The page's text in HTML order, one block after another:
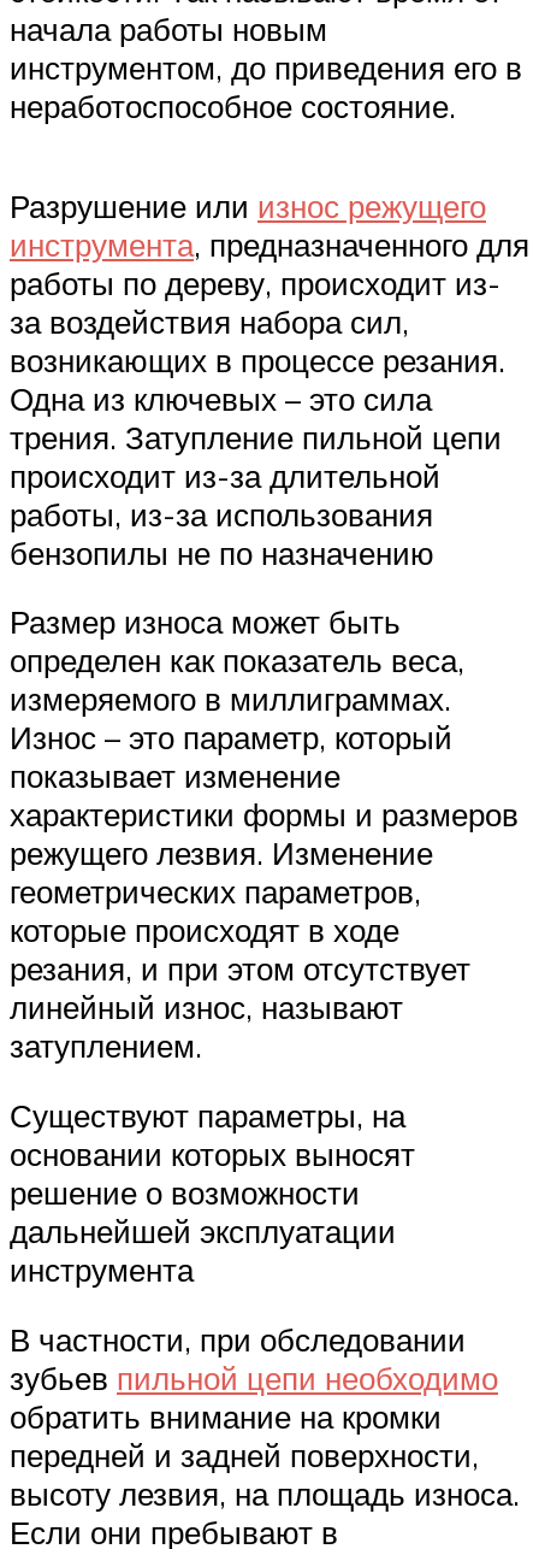
начала работы новым
инструментом, до приведения его в
неработоспособное состояние.
Разрушение или износ режущего
инструмента, предназначенного для
работы по дереву, происходит из-
за воздействия набора сил,
возникающих в процессе резания.
Одна из ключевых – это сила
трения. Затупление пильной цепи
происходит из-за длительной
работы, из-за использования
бензопилы не по назначению
Размер износа может быть
определен как показатель веса,
измеряемого в миллиграммах.
Износ – это параметр, который
показывает изменение
характеристики формы и размеров
режущего лезвия. Изменение
геометрических параметров,
которые происходят в ходе
резания, и при этом отсутствует
линейный износ, называют
затуплением.
Существуют параметры, на
основании которых выносят
решение о возможности
дальнейшей эксплуатации
инструмента
В частности, при обследовании
зубьев пильной цепи необходимо
обратить внимание на кромки
передней и задней поверхности,
высоту лезвия, на площадь износа.
Если они пребывают в